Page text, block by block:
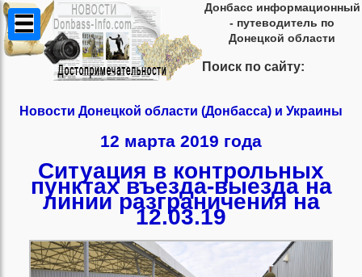
Донбасс информационный
- путеводитель по
Донецкой области
Поиск по сайту:
Новости Донецкой области (Донбасса) и Украины
12 марта 2019 года
Ситуация в контрольных
пунктах въезда-выезда на
линии разграничения на
12.03.19